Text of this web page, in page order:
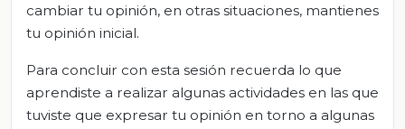
cambiar tu opinión, en otras situaciones, mantienes
tu opinión inicial.
Para concluir con esta sesión recuerda lo que
aprendiste a realizar algunas actividades en las que
tuviste que expresar tu opinión en torno a algunas